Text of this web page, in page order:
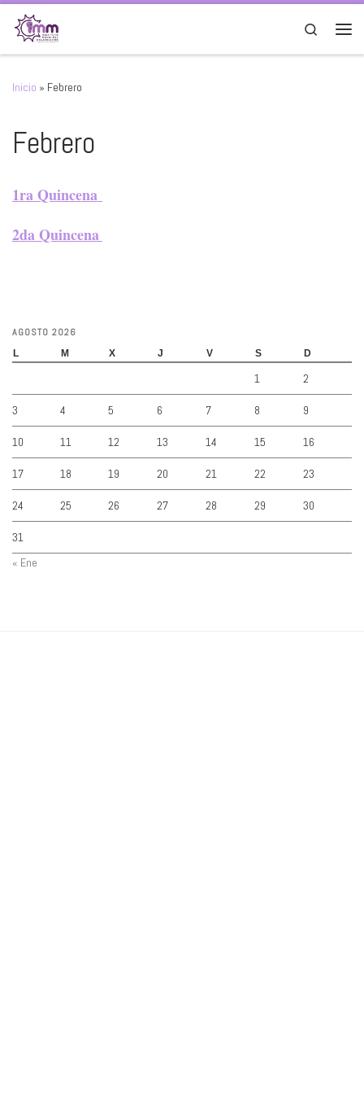
Saltar al contenido
Search
Inicio » Febrero
Febrero
1ra Quincena
2da Quincena
AGOSTO 2026
L M X J V S D
1 2
3 4 5 6 7 8 9
10 11 12 13 14 15 16
17 18 19 20 21 22 23
24 25 26 27 28 29 30
31
« Ene